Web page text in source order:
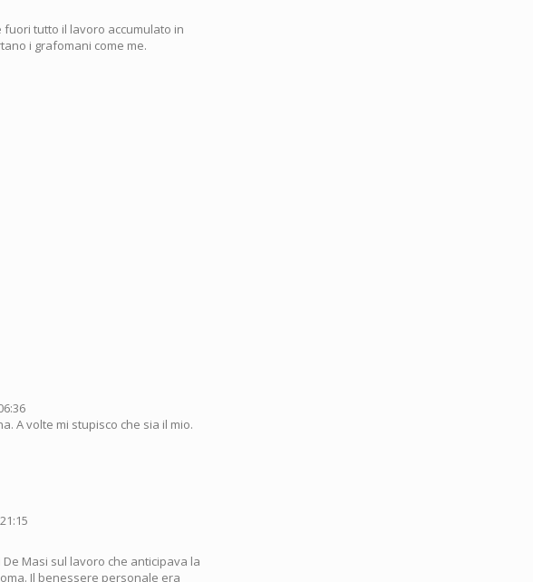
tutto il lavoro accumulato in
i grafomani come me.
A volte mi stupisco che sia il mio.
Masi sul lavoro che anticipava la
Il benessere personale era